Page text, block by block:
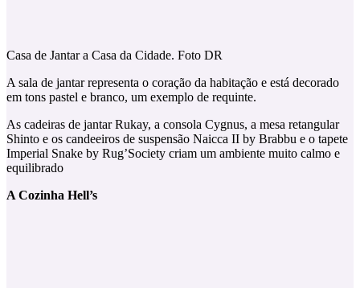
Casa de Jantar a Casa da Cidade. Foto DR
A sala de jantar representa o coração da habitação e está decorado
em tons pastel e branco, um exemplo de requinte.
As cadeiras de jantar Rukay, a consola Cygnus, a mesa retangular
Shinto e os candeeiros de suspensão Naicca II by Brabbu e o tapete
Imperial Snake by Rug’Society criam um ambiente muito calmo e
equilibrado
A Cozinha Hell’s